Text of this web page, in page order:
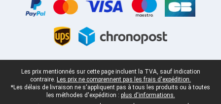
Pied-de-page légal
Les prix mentionnés sur cette page incluent la TVA, sauf indication
contraire. Les prix ne comprennent pas les frais d'expédition.
*Les délais de livraison ne s'appliquent pas à tous les produits ou à toutes
les méthodes d'expédition : plus d'informations.